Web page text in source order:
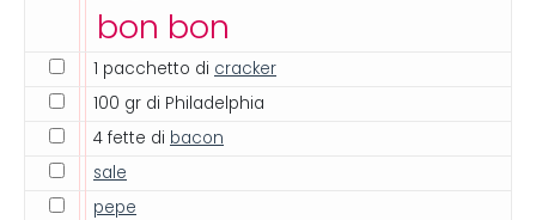
bon bon
1 pacchetto di cracker
100 gr di Philadelphia
4 fette di bacon
sale
pepe